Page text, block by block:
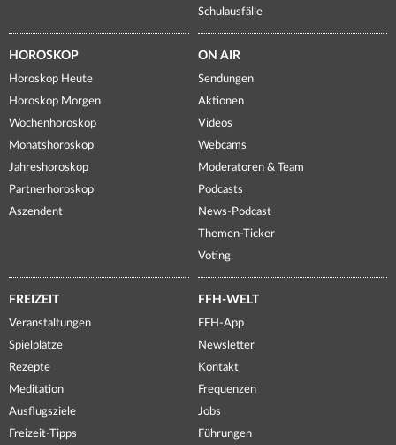
Schulausfälle
HOROSKOP
Horoskop Heute
Horoskop Morgen
Wochenhoroskop
Monatshoroskop
Jahreshoroskop
Partnerhoroskop
Aszendent
ON AIR
Sendungen
Aktionen
Videos
Webcams
Moderatoren & Team
Podcasts
News-Podcast
Themen-Ticker
Voting
FREIZEIT
Veranstaltungen
Spielplätze
Rezepte
Meditation
Ausflugsziele
Freizeit-Tipps
FFH-WELT
FFH-App
Newsletter
Kontakt
Frequenzen
Jobs
Führungen